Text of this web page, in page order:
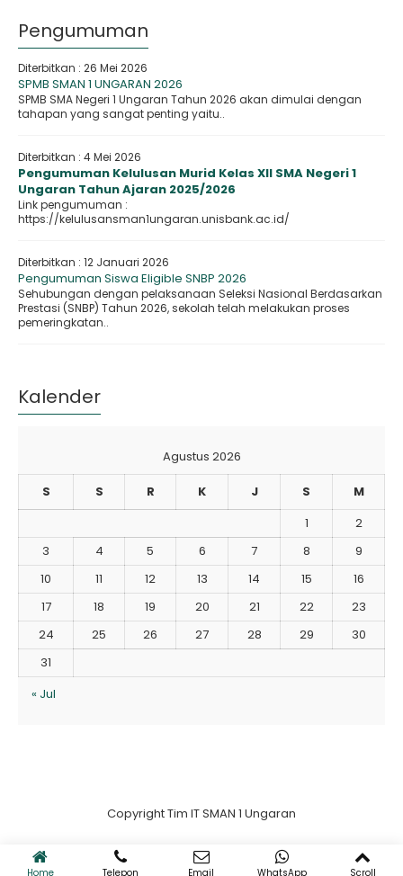
Pengumuman
Diterbitkan : 26 Mei 2026
SPMB SMAN 1 UNGARAN 2026
SPMB SMA Negeri 1 Ungaran Tahun 2026 akan dimulai dengan
tahapan yang sangat penting yaitu..
Diterbitkan : 4 Mei 2026
Pengumuman Kelulusan Murid Kelas XII SMA Negeri 1
Ungaran Tahun Ajaran 2025/2026
Link pengumuman :
https://kelulusansman1ungaran.unisbank.ac.id/
Diterbitkan : 12 Januari 2026
Pengumuman Siswa Eligible SNBP 2026
Sehubungan dengan pelaksanaan Seleksi Nasional Berdasarkan
Prestasi (SNBP) Tahun 2026, sekolah telah melakukan proses
pemeringkatan..
Kalender
Agustus 2026
S S R K J S
M
1
2
3
4 5 6 7 8
9
10
11 12 13 14 15
16
17
18 19 20 21 22
23
24
25 26 27 28 29
30
31
« Jul
Copyright Tim IT SMAN 1 Ungaran
Home Telepon Email WhatsApp Scroll